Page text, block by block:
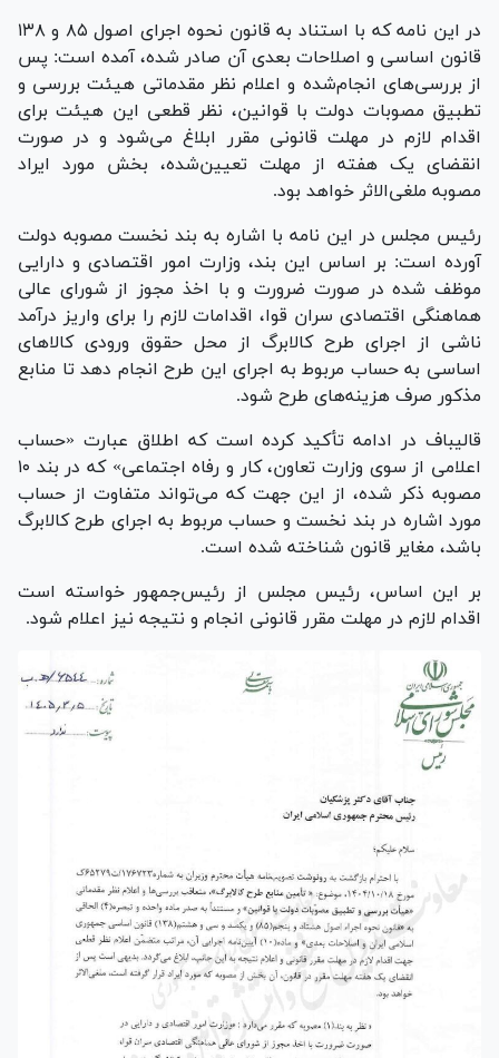
در این نامه که با استناد به قانون نحوه اجرای اصول ۸۵ و ۱۳۸
قانون اساسی و اصلاحات بعدی آن صادر شده، آمده است: پس
از بررسی‌های انجام‌شده و اعلام نظر مقدماتی هیئت بررسی و
تطبیق مصوبات دولت با قوانین، نظر قطعی این هیئت برای
اقدام لازم در مهلت قانونی مقرر ابلاغ می‌شود و در صورت
انقضای یک هفته از مهلت تعیین‌شده، بخش مورد ایراد
مصوبه ملغی‌الاثر خواهد بود.
رئیس مجلس در این نامه با اشاره به بند نخست مصوبه دولت
آورده است: بر اساس این بند، وزارت امور اقتصادی و دارایی
موظف شده در صورت ضرورت و با اخذ مجوز از شورای عالی
هماهنگی اقتصادی سران قوا، اقدامات لازم را برای واریز درآمد
ناشی از اجرای طرح کالابرگ از محل حقوق ورودی کالا‌های
اساسی به حساب مربوط به اجرای این طرح انجام دهد تا منابع
مذکور صرف هزینه‌های طرح شود.
قالیباف در ادامه تأکید کرده است که اطلاق عبارت «حساب
اعلامی از سوی وزارت تعاون، کار و رفاه اجتماعی» که در بند ۱۰
مصوبه ذکر شده، از این جهت که می‌تواند متفاوت از حساب
مورد اشاره در بند نخست و حساب مربوط به اجرای طرح کالابرگ
باشد، مغایر قانون شناخته شده است.
بر این اساس، رئیس مجلس از رئیس‌جمهور خواسته است
اقدام لازم در مهلت مقرر قانونی انجام و نتیجه نیز اعلام شود.